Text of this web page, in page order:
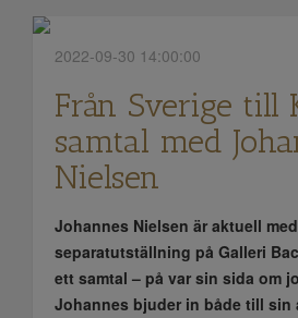
2022-09-30 14:00:00
Från Sverige till
samtal med
Nielsen
Johannes Nielsen är aktuell
separatutställning på Galleri
ett samtal – på var sin sida om
Johannes bjuder in både till sin